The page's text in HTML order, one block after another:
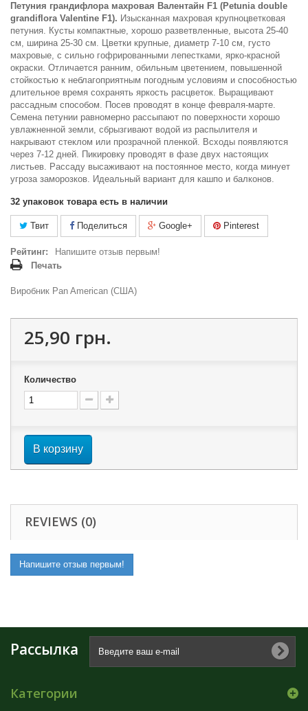
Петуния грандифлора махровая Валентайн F1 (Petunia double
grandiflora Valentine F1). Изысканная махровая крупноцветковая
петуния. Кусты компактные, хорошо разветвленные, высота 25-40
см, ширина 25-30 см. Цветки крупные, диаметр 7-10 см, густо
махровые, с сильно гофрированными лепестками, ярко-красной
окраски. Отличается ранним, обильным цветением, повышенной
стойкостью к неблагоприятным погодным условиям и способностью
длительное время сохранять яркость расцветок. Выращивают
рассадным способом. Посев проводят в конце февраля-марте.
Семена петунии равномерно рассыпают по поверхности хорошо
увлажненной земли, сбрызгивают водой из распылителя и
накрывают стеклом или прозрачной пленкой. Всходы появляются
через 7-12 дней. Пикировку проводят в фазе двух настоящих
листьев. Рассаду высаживают на постоянное место, когда минует
угроза заморозков. Идеальный вариант для кашпо и балконов.
32 упаковок товара есть в наличии
Твит Поделиться Google+ Pinterest
Рейтинг:
Напишите отзыв первым!
Печать
Виробник Pan American (США)
25,90 грн.
Количество
В корзину
REVIEWS (0)
Напишите отзыв первым!
Рассылка
Категории